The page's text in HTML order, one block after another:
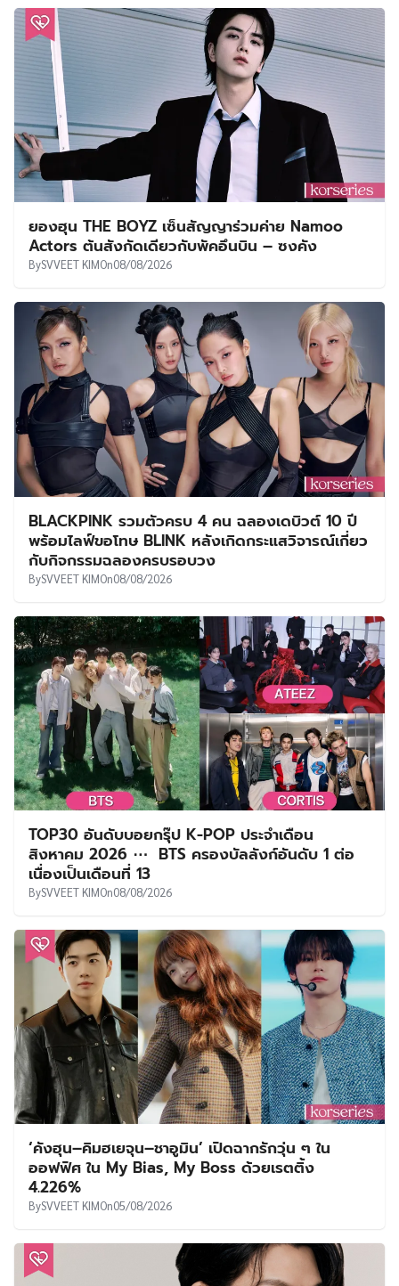
ยองฮุน THE BOYZ เซ็นสัญญาร่วมค่าย Namoo
Actors ต้นสังกัดเดียวกับพัคอึนบิน – ซงคัง
BySVVEET KIMOn08/08/2026
BLACKPINK รวมตัวครบ 4 คน ฉลองเดบิวต์ 10 ปี
พร้อมไลฟ์ขอโทษ BLINK หลังเกิดกระแสวิจารณ์เกี่ยว
กับกิจกรรมฉลองครบรอบวง
BySVVEET KIMOn08/08/2026
TOP30 อันดับบอยกรุ๊ป K-POP ประจำเดือน
สิงหาคม 2026 ⋯ BTS ครองบัลลังก์อันดับ 1 ต่อ
เนื่องเป็นเดือนที่ 13
BySVVEET KIMOn08/08/2026
‘คังฮุน–คิมฮเยจุน–ชาอูมิน’ เปิดฉากรักวุ่น ๆ ใน
ออฟฟิศ ใน My Bias, My Boss ด้วยเรตติ้ง
4.226%
BySVVEET KIMOn05/08/2026